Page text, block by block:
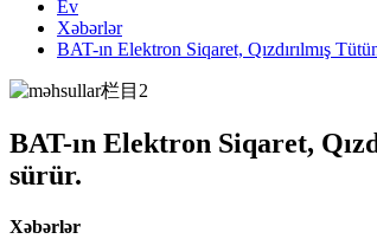
Ev
Xəbərlər
BAT-ın Elektron Siqaret, Qızdırılmış
BAT-ın Elektron Siqaret,
sürür.
Xəbərlər